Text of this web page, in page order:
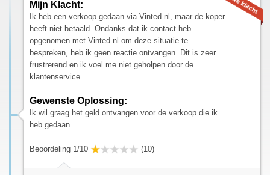
Mijn Klacht:
Ik heb een verkoop gedaan via Vinted.nl, maar de koper
heeft niet betaald. Ondanks dat ik contact heb
opgenomen met Vinted.nl om deze situatie te
bespreken, heb ik geen reactie ontvangen. Dit is zeer
frustrerend en ik voel me niet geholpen door de
klantenservice.
Gewenste Oplossing:
Ik wil graag het geld ontvangen voor de verkoop die ik
heb gedaan.
Beoordeling 1/10 (10)